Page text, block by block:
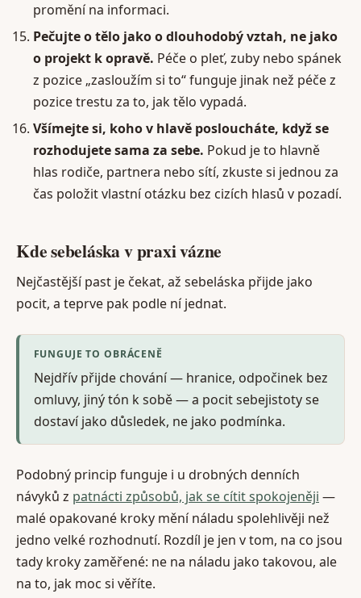
promění na informaci.
Pečujte o tělo jako o dlouhodobý vztah, ne jako
o projekt k opravě. Péče o pleť, zuby nebo spánek
z pozice „zasloužím si to“ funguje jinak než péče z
pozice trestu za to, jak tělo vypadá.
Všímejte si, koho v hlavě posloucháte, když se
rozhodujete sama za sebe. Pokud je to hlavně
hlas rodiče, partnera nebo sítí, zkuste si jednou za
čas položit vlastní otázku bez cizích hlasů v pozadí.
Kde sebeláska v praxi vázne
Nejčastější past je čekat, až sebeláska přijde jako
pocit, a teprve pak podle ní jednat.
FUNGUJE TO OBRÁCENĚ
Nejdřív přijde chování — hranice, odpočinek bez
omluvy, jiný tón k sobě — a pocit sebejistoty se
dostaví jako důsledek, ne jako podmínka.
Podobný princip funguje i u drobných denních
návyků z patnácti způsobů, jak se cítit spokojeněji —
malé opakované kroky mění náladu spolehlivěji než
jedno velké rozhodnutí. Rozdíl je jen v tom, na co jsou
tady kroky zaměřené: ne na náladu jako takovou, ale
na to, jak moc si věříte.